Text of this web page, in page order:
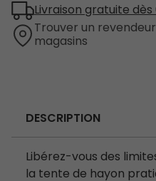
Livraison gratuite
Trouver un
magasins
DESCRIPTION
Libérez-vous des
la tente de hayon